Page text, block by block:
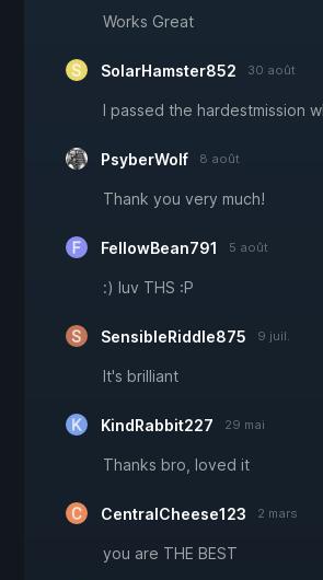
Works Great
SolarHamster852 30 août
I passed the hardestmission
PsyberWolf 8 août
Thank you very much!
FellowBean791 5 août
:) luv THS :P
SensibleRiddle875 9 juil.
It's brilliant
KindRabbit227 29 mai
Thanks bro, loved it
CentralCheese123 2 mars
you are THE BEST